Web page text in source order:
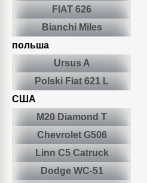
FIAT 626
Bianchi Miles
польша
Ursus A
Polski Fiat 621 L
США
M20 Diamond T
Chevrolet G506
Linn C5 Catruck
Dodge WC-51